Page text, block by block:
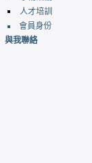
人才培訓
會員身份
與我聯絡